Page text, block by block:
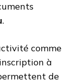
.
comme
à
de